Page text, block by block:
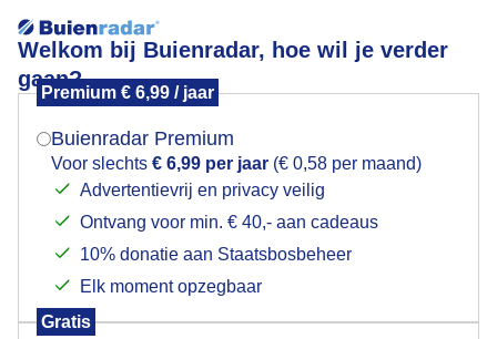
Welkom bij Buienradar, hoe wil je verder
gaan?
Premium € 6,99 / jaar
Buienradar Premium
Voor slechts € 6,99 per jaar (€ 0,58 per maand)
Advertentievrij en privacy veilig
Ontvang voor min. € 40,- aan cadeaus
10% donatie aan Staatsbosbeheer
Elk moment opzegbaar
Gratis
Zonnig - Enschede
Mogen we je locatie gebruiken voor het
Indien je hier nog geen akkoord op hebt gegeven,
verschijnt er zo een pop-up uit je browser waarin
Is goed, toon de popup